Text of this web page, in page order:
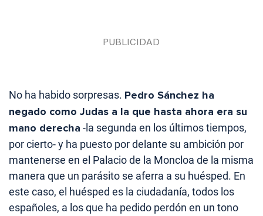
No ha habido sorpresas. Pedro Sánchez ha
negado como Judas a la que hasta ahora era su
mano derecha -la segunda en los últimos tiempos,
por cierto- y ha puesto por delante su ambición por
mantenerse en el Palacio de la Moncloa de la misma
manera que un parásito se aferra a su huésped. En
este caso, el huésped es la ciudadanía, todos los
españoles, a los que ha pedido perdón en un tono